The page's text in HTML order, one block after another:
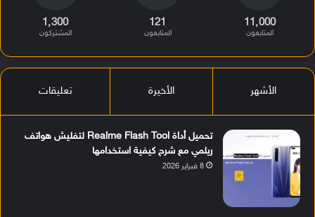
11٬000
المتابعون
121
المتابعون
1٬300
المشتركون
الأشهر الأخيرة تعليقات
تحميل أداة Realme Flash Tool لتفليش هواتف
ريلمي مع شرح كيفية استخدامها
8 فبراير 2026